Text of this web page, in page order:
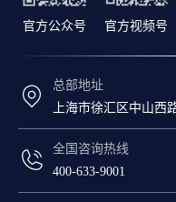
官方公众号 官方视频号
总部地址
上海市徐汇区中山西
全国咨询热线
400-633-9001